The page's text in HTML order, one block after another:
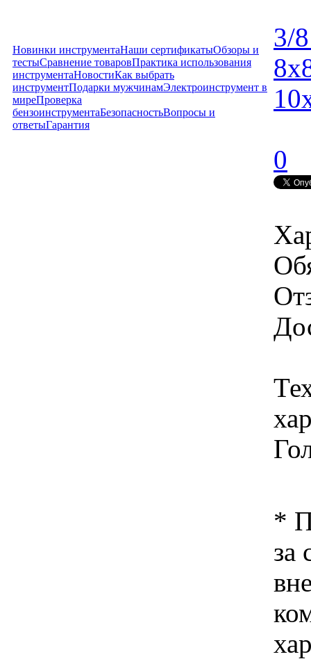
Новинки инструментаНаши сертификатыОбзоры и
тестыСравнение товаровПрактика использования
инструментаНовостиКак выбрать
инструментПодарки мужчинамЭлектроинструмент в
миреПроверка
бензоинструментаБезопасностьВопросы и
ответыГарантия
3/
0
*
за